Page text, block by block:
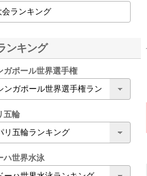
ンキング
ガポール世界選手権
五輪
ハ世界水泳